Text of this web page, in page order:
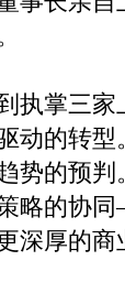
掌三家
动的转
势的预
略的协
深厚的